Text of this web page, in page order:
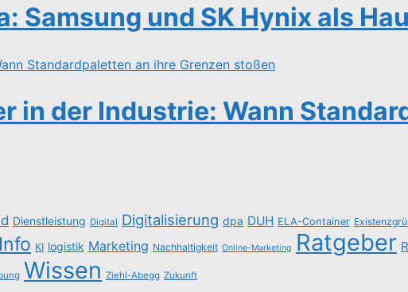
Samsung und SK Hynix als
in der Industrie: Wann
Dienstleistung Digital Digitalisierung dpa DUH ELA-Container
Info KI logistik Marketing Nachhaltigkeit Online-Marketing Ratgeber
Wissen Ziehl-Abegg Zukunft